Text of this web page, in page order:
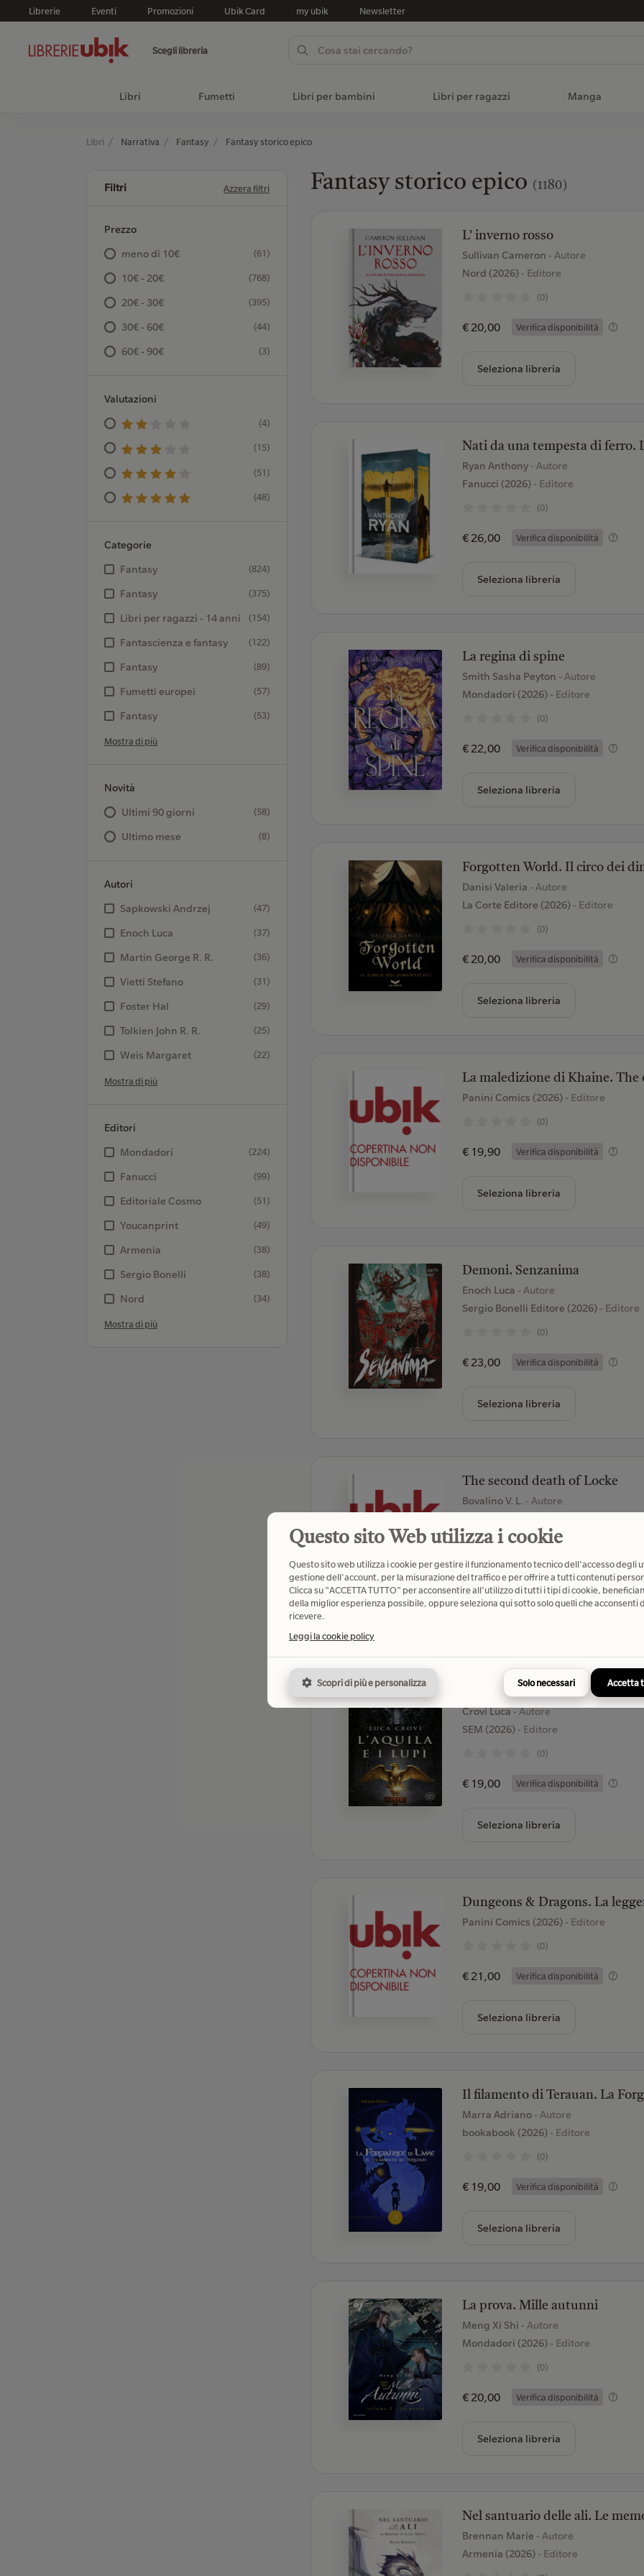
Librerie Eventi Promozioni Ubik Card my ubik Newsletter
Scegli libreria
Libri Fumetti Libri per bambini Libri per ragazzi Manga
Libri Narrativa Fantasy Fantasy storico epico
Filtri Azzera filtri
Prezzo
meno di 10€
(61)
10€ - 20€ (768)
20€ - 30€ (395)
30€ - 60€ (44)
60€ - 90€ (3)
Valutazioni
(4)
(15)
(51)
(48)
Categorie
Fantasy
(824)
Fantasy (375)
Libri per ragazzi - 14 anni (154)
Fantascienza e fantasy (122)
Fantasy (89)
Fumetti europei (57)
Fantasy (53)
Mostra di più
Novità
Ultimi 90 giorni
(58)
Ultimo mese (8)
Autori
Sapkowski Andrzej
(47)
Enoch Luca (37)
Martin George R. R. (36)
Vietti Stefano (31)
Foster Hal (29)
Tolkien John R. R. (25)
Weis Margaret (22)
Mostra di più
Editori
Mondadori
(224)
Fanucci (99)
Editoriale Cosmo (51)
Youcanprint (49)
Armenia (38)
Sergio Bonelli (38)
Nord (34)
Mostra di più
Fantasy storico epico (1180)
L' inverno rosso
Sullivan Cameron - Autore
Nord (2026)- Editore
(0)
€ 20,00 Verifica disponibilità
Seleziona libreria
Nati da una tempesta di ferro.
Ryan Anthony - Autore
Fanucci (2026)- Editore
(0)
€ 26,00 Verifica disponibilità
Seleziona libreria
La regina di spine
Smith Sasha Peyton - Autore
Mondadori (2026)- Editore
(0)
€ 22,00 Verifica disponibilità
Seleziona libreria
Forgotten World. Il circo dei
Danisi Valeria - Autore
La Corte Editore (2026)- Editore
(0)
€ 20,00 Verifica disponibilità
Seleziona libreria
La maledizione di Khaine.
Panini Comics (2026)- Editore
(0)
€ 19,90 Verifica disponibilità
Seleziona libreria
Demoni. Senzanima
Enoch Luca - Autore
Sergio Bonelli Editore (2026)- Editore
(0)
€ 23,00 Verifica disponibilità
Seleziona libreria
The second death of Locke
Bovalino V. L. - Autore
(1)
€ 26,00 Verifica disponibilità
L' aquila e i lupi
Crovi Luca- Autore
SEM (2026)- Editore
(0)
€ 19,00 Verifica disponibilità
Seleziona libreria
Dungeons & Dragons. La
Panini Comics (2026)- Editore
(0)
€ 21,00 Verifica disponibilità
Seleziona libreria
Il filamento di Terauan. La
Marra Adriano - Autore
bookabook (2026)- Editore
(0)
€ 19,00 Verifica disponibilità
Seleziona libreria
La prova. Mille autunni
Meng Xi Shi - Autore
Mondadori (2026)- Editore
(0)
€ 20,00 Verifica disponibilità
Seleziona libreria
Nel santuario delle ali. Le
Brennan Marie - Autore
Armenia (2026)- Editore
Questo sito Web utilizza i cookie
Questo sito web utilizza i cookie per gestire il funzionamento tecnico dell'accesso degli
gestione dell'account, per la misurazione del traffico e per offrire a tutti contenuti
Clicca su "ACCETTA TUTTO" per acconsentire all'utilizzo di tutti i tipi di cookie,
della miglior esperienza possibile, oppure seleziona qui sotto solo quelli che acconsenti
ricevere.
Leggi la cookie policy
Scopri di più e personalizza Solo necessari Accetta